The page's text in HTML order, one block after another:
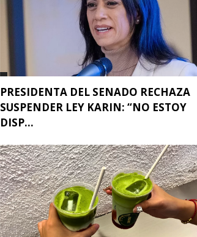
PRESIDENTA DEL SENADO RECHAZA
SUSPENDER LEY KARIN: “NO ESTOY
DISP...